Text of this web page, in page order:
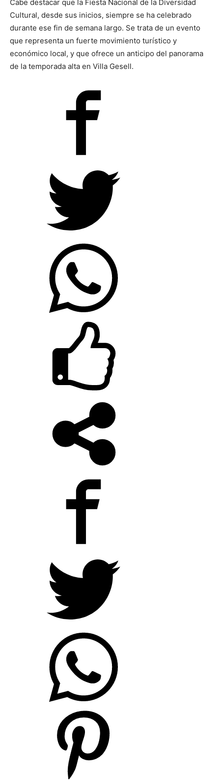
Cabe destacar que la Fiesta Nacional de la Diversidad
Cultural, desde sus inicios, siempre se ha celebrado
durante ese fin de semana largo. Se trata de un evento
que representa un fuerte movimiento turístico y
económico local, y que ofrece un anticipo del panorama
de la temporada alta en Villa Gesell.